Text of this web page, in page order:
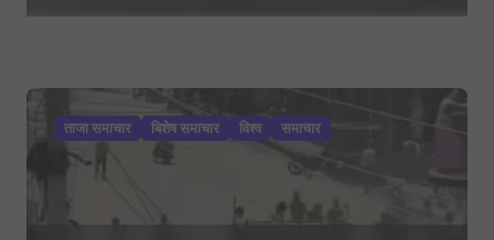
ताजा समाचार बिशेष समाचार विश्व समाचार